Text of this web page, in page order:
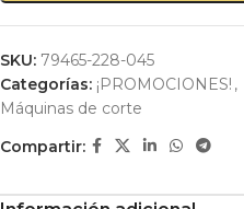
SKU: 79465-228-045
Categorías: ¡PROMOCIONES! ,
Máquinas de corte
Compartir: